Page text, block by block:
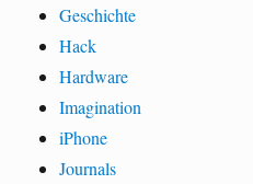
Geschichte
Hack
Hardware
Imagination
iPhone
Journals